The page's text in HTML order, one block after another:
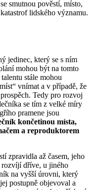
smutnou pověstí, místo,
lidského významu.
jedinec, který se s ním
mohou být na tomto
stále mohou
vnímat a v případě, že
Tedy pro rozvoj
se tím z velké míry
pramene jsou
končetinou místa,
a reproduktorem
zpravidla až časem, jeho
rozvíjí dříve, u jiného
na vyšší úrovni, který
postupně objevoval a